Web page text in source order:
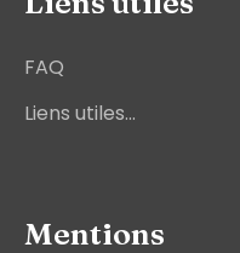
FAQ
Liens utiles...
Mentions